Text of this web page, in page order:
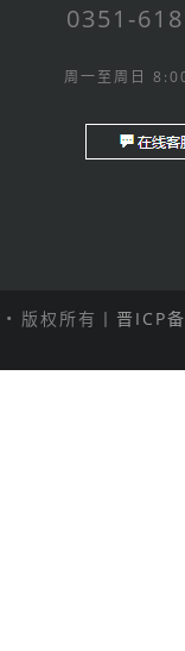
0351-
周一至周日
• 版权所有丨 晋ICP